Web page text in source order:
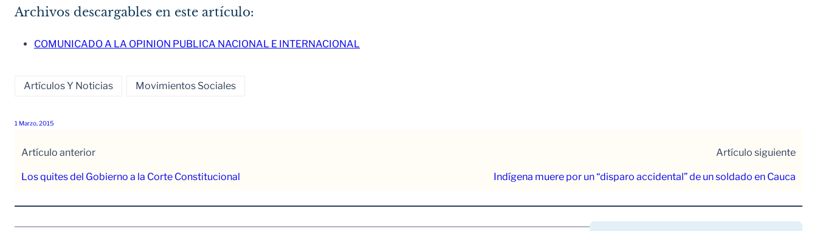
Archivos descargables en este artículo:
COMUNICADO A LA OPINION PUBLICA NACIONAL E INTERNACIONAL
Artículos Y Noticias Movimientos Sociales
1 Marzo, 2015
Artículo anterior
Los quites del Gobierno a la Corte Constitucional
Artículo siguiente
Indígena muere por un “disparo accidental” de un soldado en Cauca